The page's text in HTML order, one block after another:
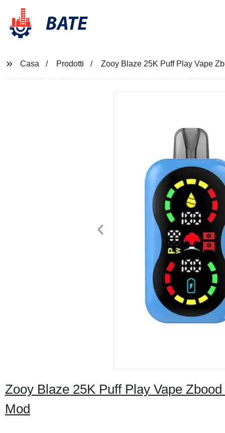
BATE
Casa Prodotti Zooy Blaze 25K Puff Play Vape
Zooy Blaze 25K Puff Play Vape
Mod